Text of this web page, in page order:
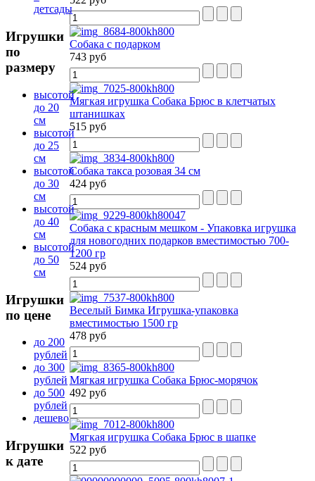
Собака с подарком
743 руб
Мягкая игрушка Собака Брюс в клетчатых
штанишках
515 руб
Собака такса розовая 34 см
424 руб
Собака с красным мешком - Упаковка игрушка
для новогодних подарков вместимостью 700-
1200 гр
524 руб
Веселый Бимка Игрушка-упаковка
вместимостью 1500 гр
478 руб
Мягкая игрушка Собака Брюс-морячок
492 руб
Мягкая игрушка Собака Брюс в шапке
522 руб
детсады
Игрушки
по
размеру
высотой
до 20
см
высотой
до 25
см
высотой
до 30
см
высотой
до 40
см
высотой
до 50
см
Игрушки
по цене
до 200
рублей
до 300
рублей
до 500
рублей
дешево
Игрушки
к дате